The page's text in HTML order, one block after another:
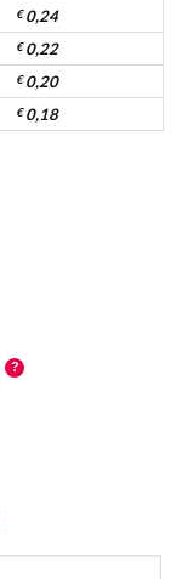
€0,24
€0,22
€0,20
€0,18